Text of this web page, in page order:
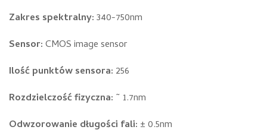
Zakres spektralny:340-750nm
Sensor:CMOS image sensor
Ilość punktów sensora: 256
Rozdzielczość fizyczna: ~ 1.7nm
Odwzorowanie długości fali: ± 0.5nm